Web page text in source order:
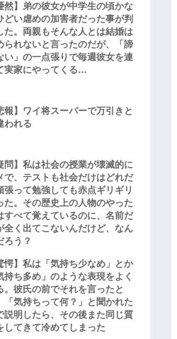
然】弟の彼女が中学生の頃かな
どい虐めの加害者だった事が判
た。両親もそんな人とは結婚は
られないと言ったのだが、「諦
い」の一点張りで毎週彼女を連
実家にやってくる…
報】ワイ将スーパーで万引きと
われる
問】私は社会の授業が壊滅的に
で、テストも社会だけはどれだ
張って勉強しても赤点ギリギリ
た。その歴史上の人物のやった
すべて覚えているのに、名前だ
全く出てこないんだけど、なん
ろう？
愕】私は「気持ち少なめ」とか
持ち多め」のような表現をよく
。彼氏の前でそれを言ったと
「気持ちって何？」と聞かれた
説明したら、その後また同じ質
してきて冷めてしまった